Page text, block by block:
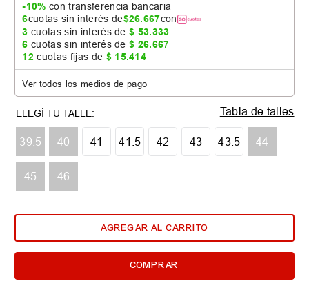
-10% con transferencia bancaria
6cuotas sin interés de$26.667con
3 cuotas sin interés de$ 53.333
6 cuotas sin interés de$ 26.667
12 cuotas fijas de $ 15.414
Ver todos los medios de pago
39.5 40 41 41.5 42 43 43.5 44
45 46
Tabla de talles
AGREGAR AL CARRITO
COMPRAR